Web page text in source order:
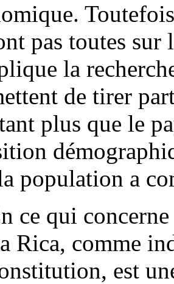
pas toutes
la
de tirer
plus que le
population a
ce qui
Rica, comme
est